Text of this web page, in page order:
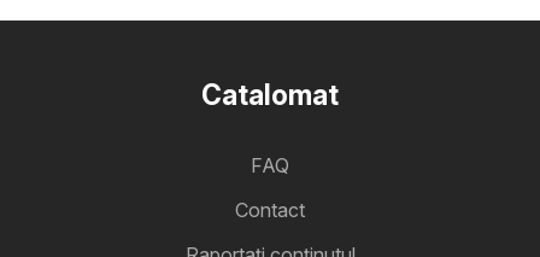
Catalomat
FAQ
Contact